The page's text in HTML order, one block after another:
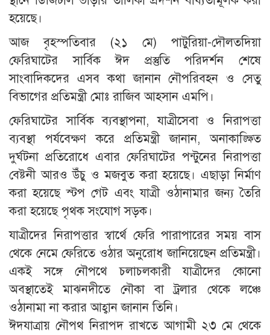
হয়েছে।
​আজ বৃহস্পতিবার (২১ মে) পাটুরিয়া-দৌলতদিয়া
ফেরিঘাটের সার্বিক ঈদ প্রস্তুতি পরিদর্শন শেষে
সাংবাদিকদের এসব কথা জানান নৌপরিবহন ও সেতু
বিভাগের প্রতিমন্ত্রী মোঃ রাজিব আহসান এমপি।
ফেরিঘাটের সার্বিক ব্যবস্থাপনা, যাত্রীসেবা ও নিরাপত্তা
ব্যবস্থা পর্যবেক্ষণ করে প্রতিমন্ত্রী জানান, অনাকাঙ্ক্ষিত
দুর্ঘটনা প্রতিরোধে এবার ফেরিঘাটের পন্টুনের নিরাপত্তা
বেষ্টনী আরও উঁচু ও মজবুত করা হয়েছে। এছাড়া নির্মাণ
করা হয়েছে স্টপ গেট এবং যাত্রী ওঠানামার জন্য তৈরি
করা হয়েছে পৃথক সংযোগ সড়ক।
​যাত্রীদের নিরাপত্তার স্বার্থে ফেরি পারাপারের সময় বাস
থেকে নেমে ফেরিতে ওঠার অনুরোধ জানিয়েছেন প্রতিমন্ত্রী।
একই সঙ্গে নৌপথে চলাচলকারী যাত্রীদের কোনো
অবস্থাতেই মাঝনদীতে নৌকা বা ট্রলার থেকে লঞ্চে
ওঠানামা না করার আহ্বান জানান তিনি।
ঈদযাত্রায় নৌপথ নিরাপদ রাখতে আগামী ২৩ মে থেকে